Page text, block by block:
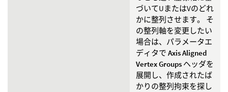
づいてUまたはVのどれ
かに整列させます。 そ
の整列軸を変更したい
場合は、パラメータエ
ディタで Axis Aligned
Vertex Groups ヘッダを
展開し、作成されたば
かりの整列拘束を探し